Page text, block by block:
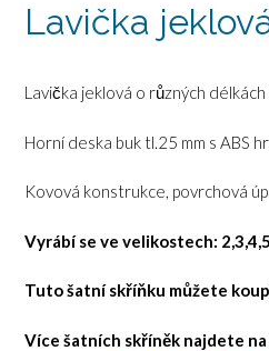
Lavička
Lavička jeklová o různých délkách
Horní deska buk tl.25 mm s ABS
Kovová konstrukce, povrchová
Vyrábí se ve velikostech:
Tuto šatní skříňku můžete
Více šatních skříněk najdete na